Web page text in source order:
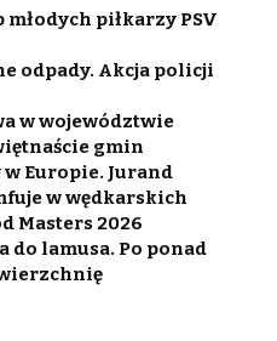
piłkarzy PSV
odpady. Akcja policji
w województwie
gmin
Europie. Jurand
w wędkarskich
Masters 2026
do lamusa. Po ponad